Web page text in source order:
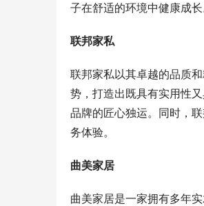
子在舒适的环境中健康成长
联邦家私
联邦家私以其卓越的品质
势，打造出既具有实用性
品牌的匠心独运。同时，
务体验。
曲美家居
曲美家居是一家拥有多年